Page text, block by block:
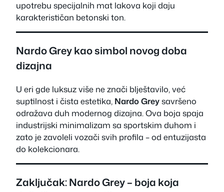
upotrebu specijalnih mat lakova koji daju
karakterističan betonski ton.
Nardo Grey kao simbol novog doba
dizajna
U eri gde luksuz više ne znači blještavilo, već
suptilnost i čista estetika, Nardo Greysavršeno
odražava duh modernog dizajna. Ova boja spaja
industrijski minimalizam sa sportskim duhom i
zato je zavoleli vozači svih profila – od entuzijasta
do kolekcionara.
Zaključak: Nardo Grey – boja koja